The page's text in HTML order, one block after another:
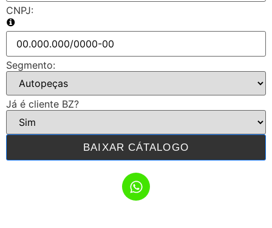
CNPJ:
Segmento:
Já é cliente BZ?
BAIXAR CÁTALOGO